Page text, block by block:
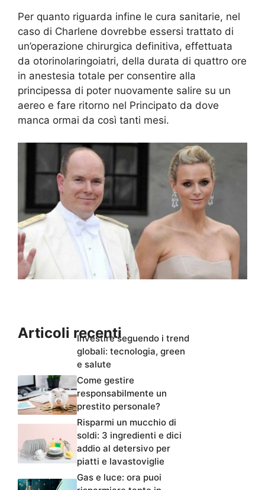
Per quanto riguarda infine le cura sanitarie, nel
caso di Charlene dovrebbe essersi trattato di
un’operazione chirurgica definitiva, effettuata
da otorinolaringoiatri, della durata di quattro ore
in anestesia totale per consentire alla
principessa di poter nuovamente salire su un
aereo e fare ritorno nel Principato da dove
manca ormai da così tanti mesi.
Articoli recentiInvestire seguendo i trend
globali: tecnologia, green
e salute
Come gestire
responsabilmente un
prestito personale?
Risparmi un mucchio di
soldi: 3 ingredienti e dici
addio al detersivo per
piatti e lavastoviglie
Gas e luce: ora puoi